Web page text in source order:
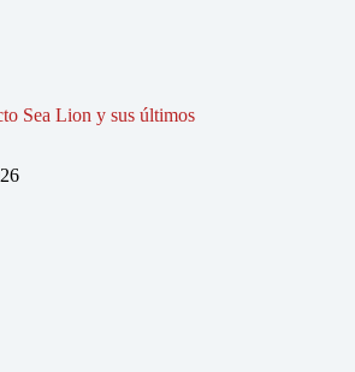
Sea Lion y sus últimos